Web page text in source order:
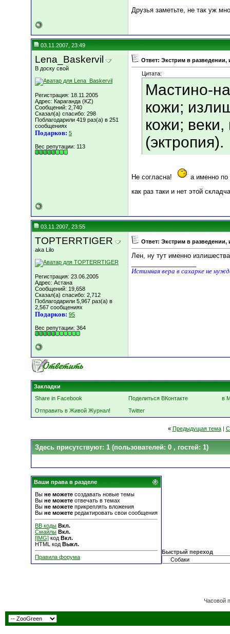
Друзья заметьте, не так уж
03.11.2007, 23:49
Lena_Baskervil
В доску свой
Регистрация: 18.11.2005
Адрес: Караганда (KZ)
Сообщений: 2,740
Сказал(а) спасибо: 298
Поблагодарили 419 раз(а) в 251
сообщениях
Подарков: 5
Вес репутации: 113
Ответ: Экстрим в разведении,
Цитата:
Мастино-
кожи;
кожи;
(эктропия).
Не согласна!
а именно по
как раз таки и нет этой
03.11.2007, 23:55
TOPTERRTIGER
aka Lilo
Регистрация: 23.06.2005
Адрес: Астана
Сообщений: 19,658
Сказал(а) спасибо: 2,712
Поблагодарили 5,967 раз(а) в
2,567 сообщениях
Подарков: 95
Вес репутации: 364
Ответ: Экстрим в разведении,
Лен, ну тут именно
Истинная вера в сахарке не
Закладки
Share in Facebook
Поделиться ВКонтакте
в
Отправить в Живой Журнал!
Twitter
« Предыдущая тема|
Здесь присутствуют: 1 (пользователей: 0 , гостей: 1)
Ваши права в разделе
Вы не можете создавать новые темы
Вы не можете отвечать в темах
Вы не можете прикреплять вложения
Вы не можете редактировать свои сообщения
BB коды Вкл.
Смайлы Вкл.
[IMG] код Вкл.
HTML код Выкл.
Правила форума
Быстрый переход
Часовой